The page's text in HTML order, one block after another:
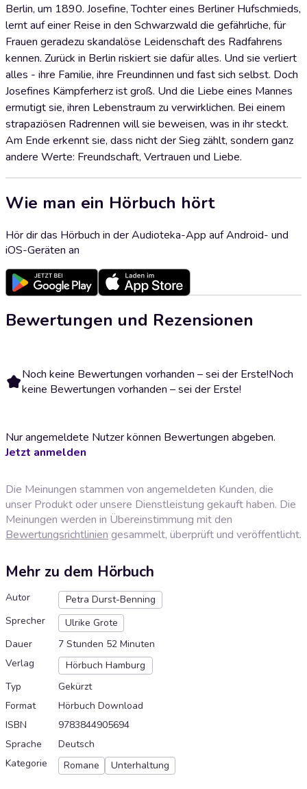
Berlin, um 1890. Josefine, Tochter eines Berliner Hufschmieds,
lernt auf einer Reise in den Schwarzwald die gefährliche, für
Frauen geradezu skandalöse Leidenschaft des Radfahrens
kennen. Zurück in Berlin riskiert sie dafür alles. Und sie verliert
alles - ihre Familie, ihre Freundinnen und fast sich selbst. Doch
Josefines Kämpferherz ist groß. Und die Liebe eines Mannes
ermutigt sie, ihren Lebenstraum zu verwirklichen. Bei einem
strapaziösen Radrennen will sie beweisen, was in ihr steckt.
Am Ende erkennt sie, dass nicht der Sieg zählt, sondern ganz
andere Werte: Freundschaft, Vertrauen und Liebe.
Wie man ein Hörbuch hört
Hör dir das Hörbuch in der Audioteka-App auf Android- und
iOS-Geräten an
Bewertungen und Rezensionen
Noch keine Bewertungen vorhanden – sei der Erste!Noch
keine Bewertungen vorhanden – sei der Erste!
Nur angemeldete Nutzer können Bewertungen abgeben.
Jetzt anmelden
Die Meinungen stammen von angemeldeten Kunden, die
unser Produkt oder unsere Dienstleistung gekauft haben. Die
Meinungen werden in Übereinstimmung mit den
Bewertungsrichtlinien gesammelt, überprüft und veröffentlicht.
Mehr zu dem Hörbuch
Autor
Petra Durst-Benning
Sprecher
Ulrike Grote
Dauer
7 Stunden 52 Minuten
Verlag
Hörbuch Hamburg
Typ
Gekürzt
Format
Hörbuch Download
ISBN
9783844905694
Sprache
Deutsch
Kategorie
Romane Unterhaltung